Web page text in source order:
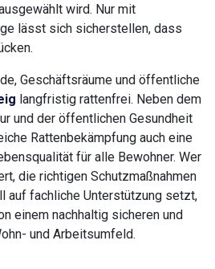
wird. Nur mit
lässt sich sicherstellen, dass
Geschäftsräume und öffentliche
langfristig rattenfrei. Neben dem
und der öffentlichen Gesundheit
Rattenbekämpfung auch eine
für alle Bewohner. Wer
die richtigen Schutzmaßnahmen
auf fachliche Unterstützung setzt,
einem nachhaltig sicheren und
und Arbeitsumfeld.